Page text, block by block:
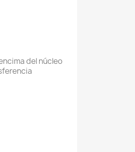
del núcleo